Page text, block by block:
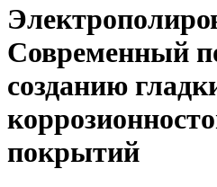
Современный
созданию
покрытий